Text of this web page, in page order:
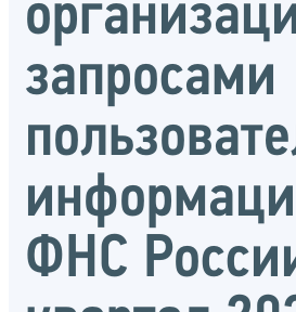
запросами
ФНС